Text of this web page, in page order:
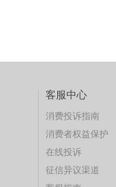
客服中心
消费投诉指南
消费者权益保护
在线投诉
征信异议渠道